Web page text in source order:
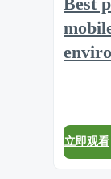
立即观看